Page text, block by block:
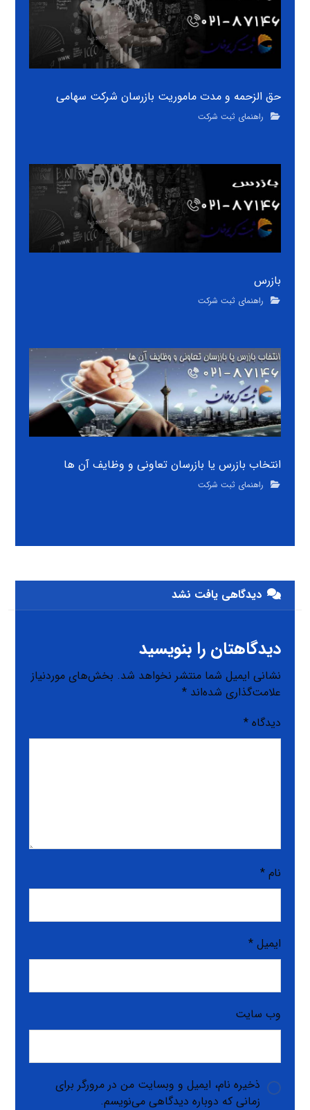
حق الزحمه و مدت ماموریت بازرسان شرکت سهامی
راهنمای ثبت شرکت
بازرس
راهنمای ثبت شرکت
انتخاب بازرس یا بازرسان تعاونی و وظایف آن ها
راهنمای ثبت شرکت
دیدگاهی یافت نشد
دیدگاهتان را بنویسید
نشانی ایمیل شما منتشر نخواهد شد. بخش‌های موردنیاز
علامت‌گذاری شده‌اند*
دیدگاه*
نام*
ایمیل*
وب‌ سایت
ذخیره نام، ایمیل و وبسایت من در مرورگر برای
زمانی که دوباره دیدگاهی می‌نویسم.